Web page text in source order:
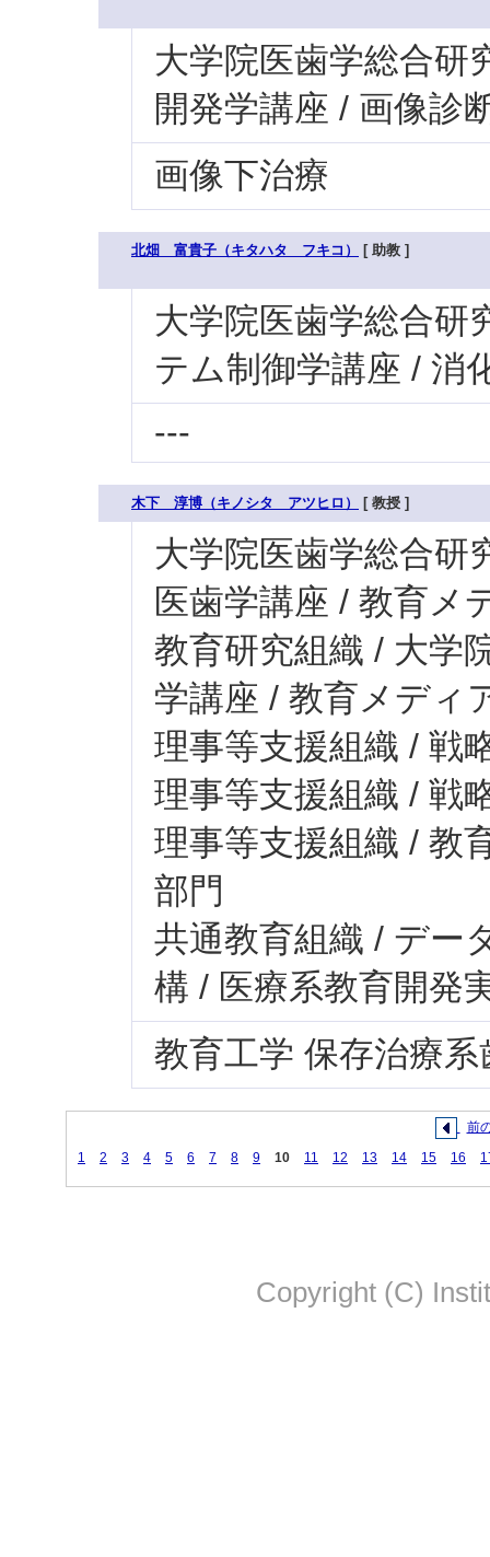
大学院医歯学総合研
開発学講座 / 画像診
画像下治療
北畑 富貴子（キタハタ フキコ） [ 助教 ]
大学院医歯学総合研
テム制御学講座 / 消
---
木下 淳博（キノシタ アツヒロ） [ 教授 ]
大学院医歯学総合研
医歯学講座 / 教育メ
教育研究組織 / 大学
学講座 / 教育メディ
理事等支援組織 / 戦
理事等支援組織 / 戦
理事等支援組織 / 教
部門
共通教育組織 / デー
構 / 医療系教育開発
教育工学 保存治療系
前
1
2 3 4 5 6 7 8 9 10 11 12 13 14 15 16
Copyright (C)